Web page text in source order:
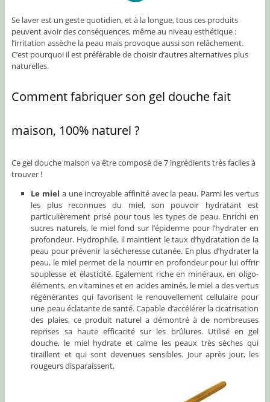
Se laver est un geste quotidien, et à la longue, tous ces produits
peuvent avoir des conséquences, même au niveau esthétique :
l’irritation assèche la peau mais provoque aussi son relâchement.
C’est pourquoi il est préférable de choisir d’autres alternatives plus
naturelles.
Comment fabriquer son gel douche fait
maison, 100% naturel ?
Ce gel douche maison va être composé de 7 ingrédients très faciles à
trouver !
Le miel a une incroyable affinité avec la peau. Parmi les vertus
les plus reconnues du miel, son pouvoir hydratant est
particulièrement prisé pour tous les types de peau. Enrichi en
sucres naturels, le miel fond sur l’épiderme pour l’hydrater en
profondeur. Hydrophile, il maintient le taux d’hydratation de la
peau pour prévenir la sécheresse cutanée. En plus d’hydrater la
peau, le miel permet de la nourrir en profondeur pour lui offrir
souplesse et élasticité. Egalement riche en minéraux, en oligo-
éléments, en vitamines et en acides aminés, le miel a des vertus
régénérantes qui favorisent le renouvellement cellulaire pour
une peau éclatante de santé. Capable d’accélérer la cicatrisation
des plaies, ce produit naturel a démontré à de nombreuses
reprises sa haute efficacité sur les brûlures. Utilisé en gel
douche, le miel hydrate et calme les peaux très sèches qui
tiraillent et qui sont devenues sensibles. Jour après jour, les
rougeurs disparaissent.